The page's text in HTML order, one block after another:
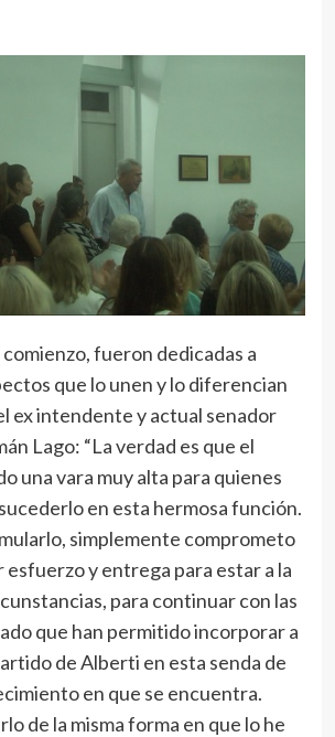
comienzo, fueron dedicadas a
que lo unen y lo diferencian
ex intendente y actual senador
Lago: “La verdad es que el
una vara muy alta para quienes
en esta hermosa función.
simplemente comprometo
esfuerzo y entrega para estar a la
para continuar con las
que han permitido incorporar a
de Alberti en esta senda de
en que se encuentra.
de la misma forma en que lo he